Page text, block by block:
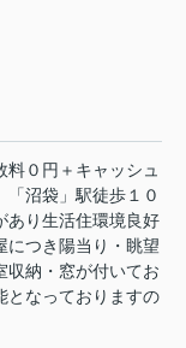
料０円＋キャッシュ
沼袋」駅徒歩１０
あり生活住環境良好
につき陽当り・眺望
収納・窓が付いてお
となっておりますの